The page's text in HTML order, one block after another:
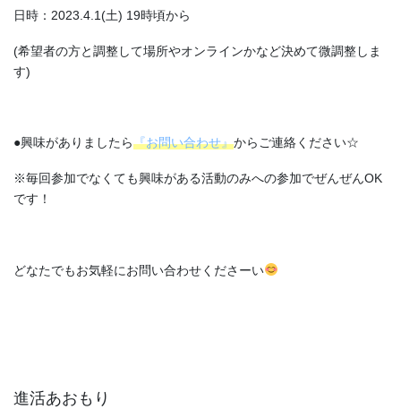
日時：2023.4.1(土) 19時頃から
(希望者の方と調整して場所やオンラインかなど決めて微調整しま
す)
●興味がありましたら『お問い合わせ』からご連絡ください☆
※毎回参加でなくても興味がある活動のみへの参加でぜんぜんOK
です！
どなたでもお気軽にお問い合わせくださーい
進活あおもり